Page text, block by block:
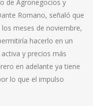
de Agronegocios y
Romano, señaló que
meses de noviembre,
hacerlo en un
y precios más
en adelante ya tiene
lo que el impulso